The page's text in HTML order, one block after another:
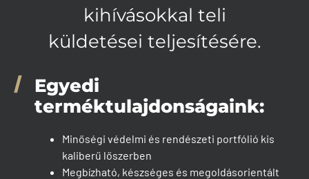
kihívásokkal teli
küldetései teljesítésére.
Egyedi
terméktulajdonságaink:
Minőségi védelmi és rendészeti portfólió kis
kaliberű lőszerben
Megbízható, készséges és megoldásorientált